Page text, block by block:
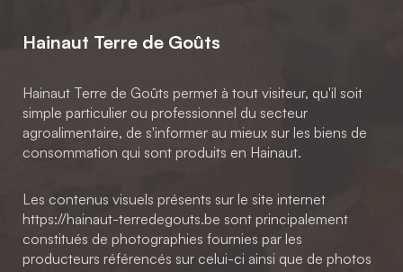
Hainaut Terre de Goûts
Hainaut Terre de Goûts permet à tout visiteur, qu'il soit
simple particulier ou professionnel du secteur
agroalimentaire, de s'informer au mieux sur les biens de
consommation qui sont produits en Hainaut.
Les contenus visuels présents sur le site internet
https://hainaut-terredegouts.be sont principalement
constitués de photographies fournies par les
producteurs référencés sur celui-ci ainsi que de photos